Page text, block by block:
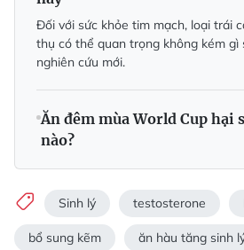
Đối với sức khỏe tim mạch, loại trái
thụ có thể quan trọng không kém gì
nghiên cứu mới.
Ăn đêm mùa World Cup hại
nào?
Sinh lý testosterone
bổ sung kẽm ăn hàu tăng sinh